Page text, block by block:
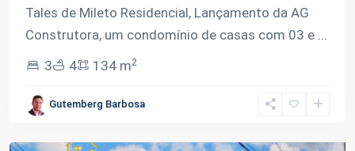
Tales de Mileto Residencial, Lançamento da AG
Construtora, um condomínio de casas com 03 e ...
3
4 134 m2
Gutemberg Barbosa
Flores,